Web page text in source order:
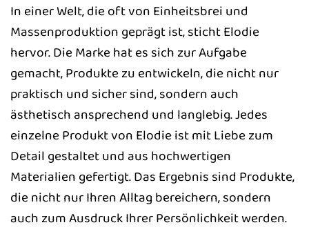
In einer Welt, die oft von Einheitsbrei und
Massenproduktion geprägt ist, sticht Elodie
hervor. Die Marke hat es sich zur Aufgabe
gemacht, Produkte zu entwickeln, die nicht nur
praktisch und sicher sind, sondern auch
ästhetisch ansprechend und langlebig. Jedes
einzelne Produkt von Elodie ist mit Liebe zum
Detail gestaltet und aus hochwertigen
Materialien gefertigt. Das Ergebnis sind Produkte,
die nicht nur Ihren Alltag bereichern, sondern
auch zum Ausdruck Ihrer Persönlichkeit werden.